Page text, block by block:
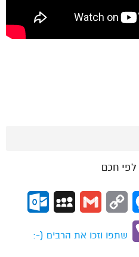
חכם
Messenger
Copy
Gmail
MySpace
Viber
שתפו וזכו את הרבים (-: